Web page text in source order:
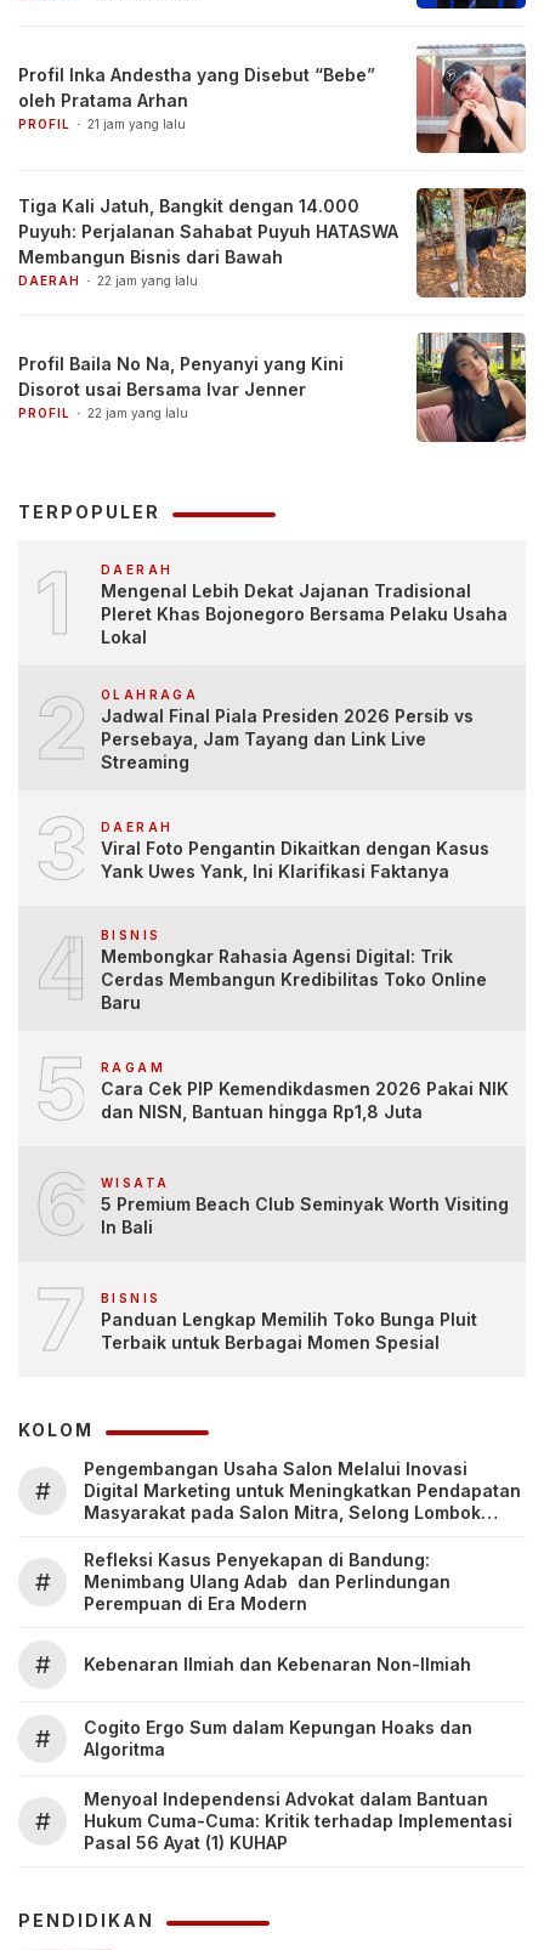
Profil Inka Andestha yang Disebut “Bebe”
oleh Pratama Arhan
PROFIL 21 jam yang lalu
Tiga Kali Jatuh, Bangkit dengan 14.000
Puyuh: Perjalanan Sahabat Puyuh HATASWA
Membangun Bisnis dari Bawah
DAERAH 22 jam yang lalu
Profil Baila No Na, Penyanyi yang Kini
Disorot usai Bersama Ivar Jenner
PROFIL 22 jam yang lalu
TERPOPULER
1 DAERAH
Mengenal Lebih Dekat Jajanan Tradisional
Pleret Khas Bojonegoro Bersama Pelaku Usaha
Lokal
2 OLAHRAGA
Jadwal Final Piala Presiden 2026 Persib vs
Persebaya, Jam Tayang dan Link Live
Streaming
3 DAERAH
Viral Foto Pengantin Dikaitkan dengan Kasus
Yank Uwes Yank, Ini Klarifikasi Faktanya
4 BISNIS
Membongkar Rahasia Agensi Digital: Trik
Cerdas Membangun Kredibilitas Toko Online
Baru
5 RAGAM
Cara Cek PIP Kemendikdasmen 2026 Pakai NIK
dan NISN, Bantuan hingga Rp1,8 Juta
6 WISATA
5 Premium Beach Club Seminyak Worth Visiting
In Bali
7 BISNIS
Panduan Lengkap Memilih Toko Bunga Pluit
Terbaik untuk Berbagai Momen Spesial
KOLOM
#
Pengembangan Usaha Salon Melalui Inovasi
Digital Marketing untuk Meningkatkan Pendapatan
Masyarakat pada Salon Mitra, Selong Lombok
#
Refleksi Kasus Penyekapan di Bandung:
Menimbang Ulang Adab dan Perlindungan
Perempuan di Era Modern
# Kebenaran Ilmiah dan Kebenaran Non-Ilmiah
#
Cogito Ergo Sum dalam Kepungan Hoaks dan
Algoritma
#
Menyoal Independensi Advokat dalam Bantuan
Hukum Cuma-Cuma: Kritik terhadap Implementasi
Pasal 56 Ayat (1) KUHAP
PENDIDIKAN